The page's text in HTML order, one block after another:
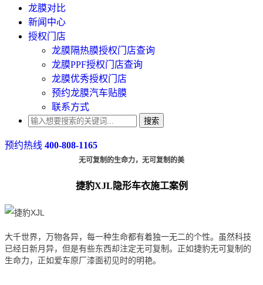
龙膜对比
新闻中心
授权门店
龙膜隔热膜授权门店查询
龙膜PPF授权门店查询
龙膜优秀授权门店
预约龙膜汽车贴膜
联系方式
搜索
预约热线 400-808-1165
无可复制的生命力，无可复制的美
捷豹XJL隐形车衣施工案例
大千世界，万物各异，每一种生命都有着独一无二的个性。虽然科技
已经日新月异，但是有些东西却注定无可复制。正如捷豹无可复制的
生命力，正如爱车原厂漆面初见时的明艳。